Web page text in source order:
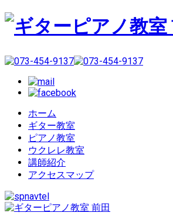
ホーム
ギター教室
ピアノ教室
ウクレレ教室
講師紹介
アクセスマップ